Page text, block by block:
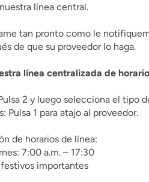
línea central.
tan pronto como le
de que su proveedor lo haga.
línea centralizada de
2 y luego selecciona el tipo
Pulsa 1 para atajo al proveedor.
de horarios de línea:
7:00 a.m. – 17:30
importantes